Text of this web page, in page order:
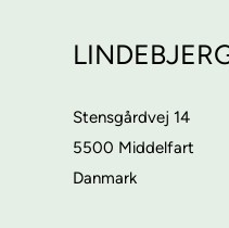
Stensgårdvej 14
5500 Middelfart
Danmark